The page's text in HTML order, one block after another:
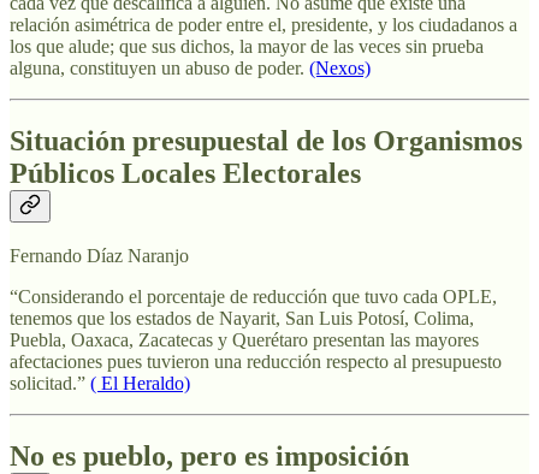
relación asimétrica de poder entre el, presidente, y los ciudadanos a
los que alude; que sus dichos, la mayor de las veces sin prueba
alguna, constituyen un abuso de poder. (Nexos)
Situación presupuestal de los Organismos
Públicos Locales Electorales
Fernando Díaz Naranjo
“Considerando el porcentaje de reducción que tuvo cada OPLE,
tenemos que los estados de Nayarit, San Luis Potosí, Colima,
Puebla, Oaxaca, Zacatecas y Querétaro presentan las mayores
afectaciones pues tuvieron una reducción respecto al presupuesto
solicitad.” ( El Heraldo)
No es pueblo, pero es imposición